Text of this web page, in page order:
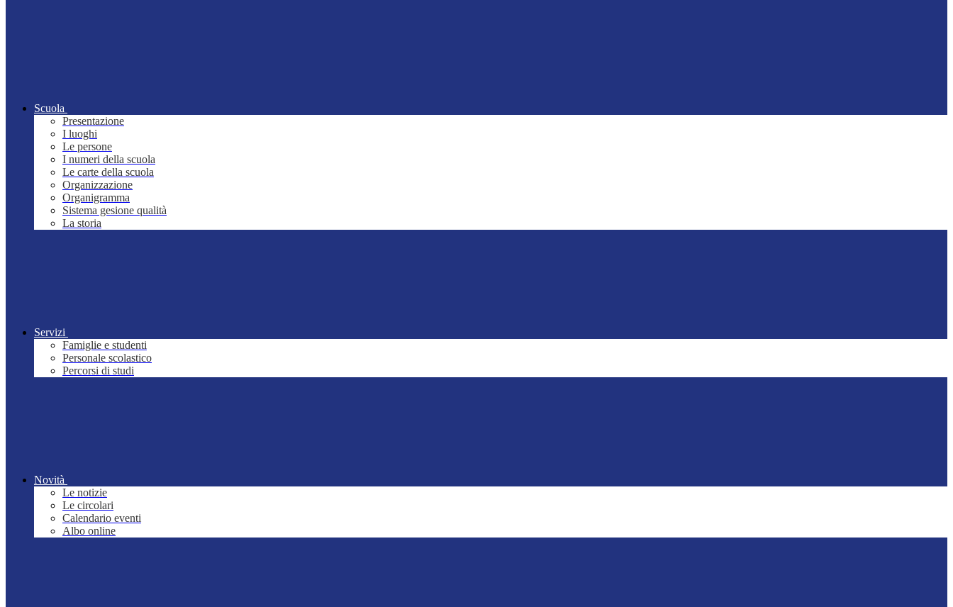
Scuola
Presentazione
I luoghi
Le persone
I numeri della scuola
Le carte della scuola
Organizzazione
Organigramma
Sistema gesione qualità
La storia
Servizi
Famiglie e studenti
Personale scolastico
Percorsi di studi
Novità
Le notizie
Le circolari
Calendario eventi
Albo online